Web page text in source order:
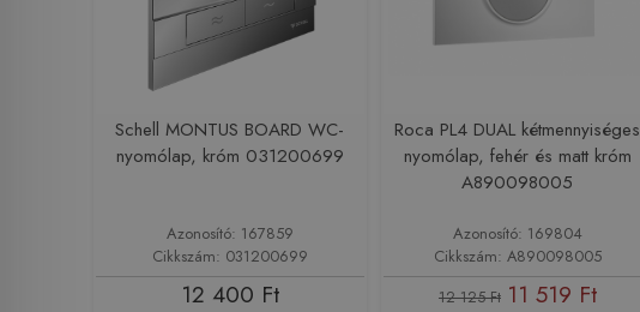
Schell MONTUS BOARD WC-
nyomólap, króm 031200699
Azonosító: 167859
Cikkszám: 031200699
12 400 Ft
Roca PL4 DUAL kétmennyiséges
nyomólap, fehér és matt króm
A890098005
Azonosító: 169804
Cikkszám: A890098005
12 125 Ft 11 519 Ft